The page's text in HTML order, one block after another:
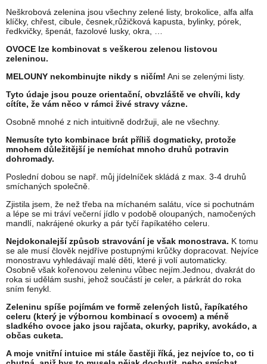
Neškrobová zelenina jsou všechny zelené listy, brokolice, alfa alfa
klíčky, chřest, cibule, česnek,růžičková kapusta, bylinky, pórek,
ředkvičky, špenát, fazolové lusky, okra, …
OVOCE lze kombinovat s veškerou zelenou listovou
zeleninou.
MELOUNY nekombinujte nikdy s ničím! Ani se zelenými listy.
Tyto údaje jsou pouze orientační, obvzláště ve chvíli, kdy
cítíte, že vám něco v rámci živé stravy vázne.
Osobně mnohé z nich intuitivně dodržuji, ale ne všechny.
Nemusíte tyto kombinace brát příliš dogmaticky, protože
mnohem důležitější je nemíchat mnoho druhů potravin
dohromady.
Poslední dobou se např. můj jídelníček skládá z max. 3-4 druhů
smíchaných společně.
Zjistila jsem, že než třeba na míchaném salátu, více si pochutnám
a lépe se mi tráví večerní jídlo v podobě oloupaných, namočených
mandlí, nakrájené okurky a pár tyčí řapíkatého celeru.
Nejdokonalejší způsob stravování je však monostrava. K tomu
se ale musí člověk nejdříve postupnými krůčky dopracovat. Nejvíce
monostravu vyhledávají malé děti, které ji volí automaticky.
Osobně však kořenovou zeleninu vůbec nejím.Jednou, dvakrát do
roka si udělám sushi, jehož součástí je celer, a párkrát do roka
sním fenykl.
Zeleninu spíše pojímám ve formě zelených listů, řapíkatého
celeru (který je výbornou kombinací s ovocem) a méně
sladkého ovoce jako jsou rajčata, okurky, papriky, avokádo, a
občas cuketa.
A moje vnitřní intuice mi stále častěji říká, jez nejvíce to, co ti